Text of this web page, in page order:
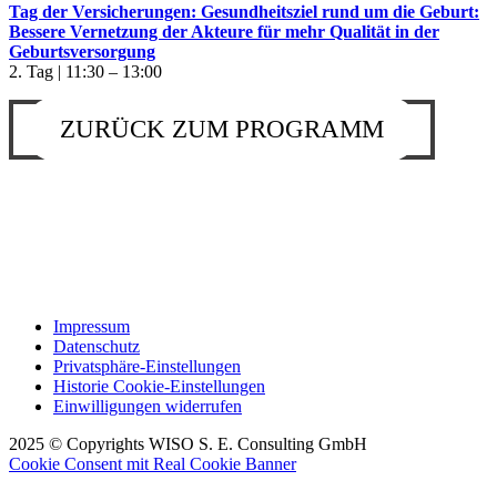
Tag der Versicherungen: Gesundheitsziel rund um die Geburt:
Bessere Vernetzung der Akteure für mehr Qualität in der
Geburtsversorgung
2. Tag | 11:30 – 13:00
ZURÜCK ZUM PROGRAMM
Impressum
Datenschutz
Privatsphäre-Einstellungen
Historie Cookie-Einstellungen
Einwilligungen widerrufen
2025 © Copyrights WISO S. E. Consulting GmbH
Cookie Consent mit Real Cookie Banner